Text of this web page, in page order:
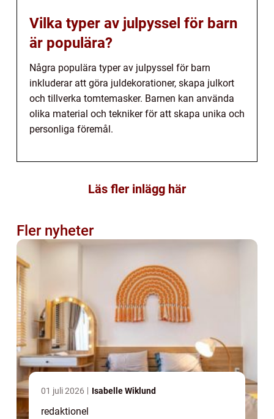
Vilka typer av julpyssel för barn
är populära?
Några populära typer av julpyssel för barn
inkluderar att göra juldekorationer, skapa julkort
och tillverka tomtemasker. Barnen kan använda
olika material och tekniker för att skapa unika och
personliga föremål.
Läs fler inlägg här
Fler nyheter
01 juli 2026 Isabelle Wiklund
redaktionel